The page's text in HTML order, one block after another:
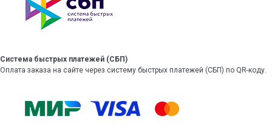
Система быстрых платежей (СБП)
Оплата заказа на сайте через систему быстрых платежей (СБП) по QR-коду.